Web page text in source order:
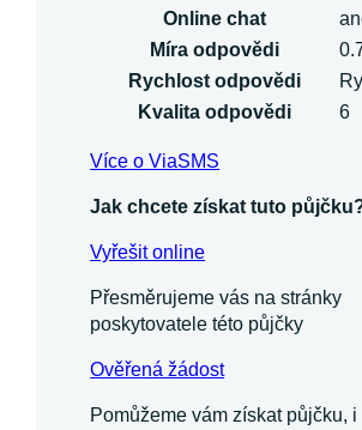
Online chat
Míra odpovědi
Rychlost odpovědi
Kvalita odpovědi
6
Více o ViaSMS
Jak chcete získat tuto
Vyřešit online
Přesměrujeme vás na stránky
poskytovatele této půjčky
Ověřená žádost
Pomůžeme vám získat půjčku, i